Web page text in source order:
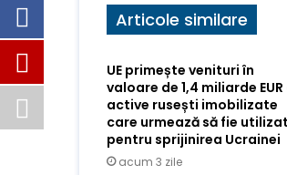
Articole similare
UE primește venituri în
valoare de 1,4 miliarde EUR
active rusești imobilizate
care urmează să fie
pentru sprijinirea Ucrainei
acum 3 zile